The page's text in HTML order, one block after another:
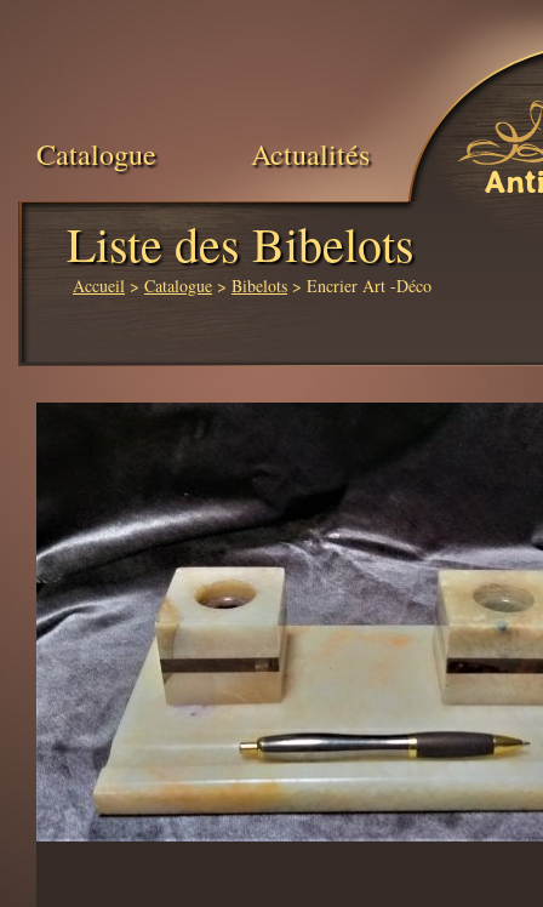
Catalogue Actualités
Liste des Bibelots
Accueil > Catalogue > Bibelots > Encrier Art -Déco